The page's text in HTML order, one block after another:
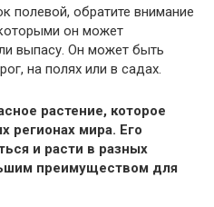
полевой, обратите внимание
он может
выпасу. Он может быть
на полях или в садах.
растение, которое
регионах мира. Его
и расти в разных
преимуществом для